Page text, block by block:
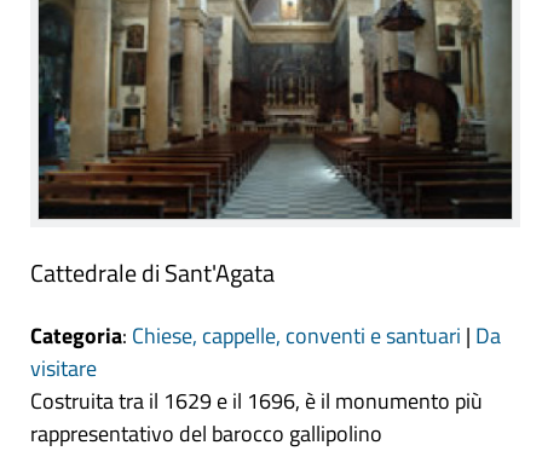
Cattedrale di Sant'Agata
Categoria: Chiese, cappelle, conventi e santuari | Da
visitare
Costruita tra il 1629 e il 1696, è il monumento più
rappresentativo del barocco gallipolino